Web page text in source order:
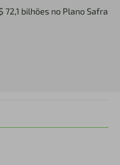
72,1 bilhões no Plano Safra